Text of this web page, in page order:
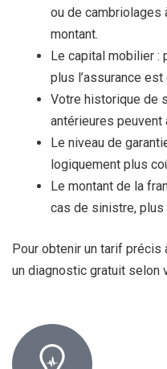
ou de cambriolages
montant.
Le capital mobilier :
plus l’assurance est
Votre historique de
antérieures peuvent
Le niveau de
logiquement plus
Le montant de la
cas de sinistre,
Pour obtenir un tarif précis
un diagnostic gratuit selon